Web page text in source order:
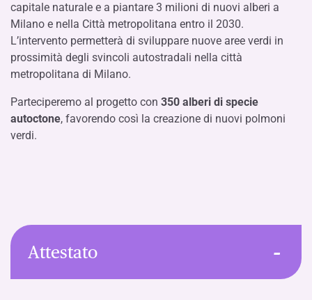
capitale naturale e a piantare 3 milioni di nuovi alberi a
Milano e nella Città metropolitana entro il 2030.
L’intervento permetterà di sviluppare nuove aree verdi in
prossimità degli svincoli autostradali nella città
metropolitana di Milano.
Parteciperemo al progetto con 350 alberi di specie
autoctone, favorendo così la creazione di nuovi polmoni
verdi.
Attestato